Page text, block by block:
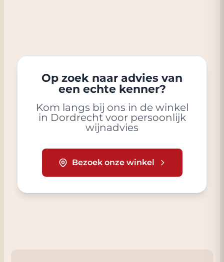
Op zoek naar advies van
een echte kenner?
Kom langs bij ons in de winkel
in Dordrecht voor persoonlijk
wijnadvies
Bezoek onze winkel